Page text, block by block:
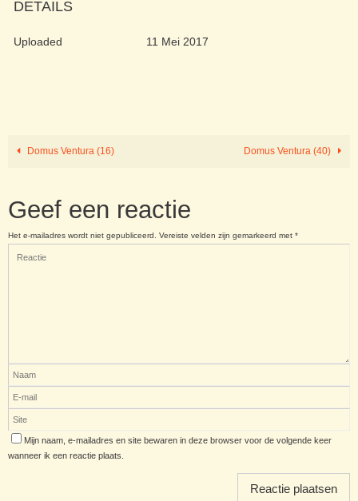
DETAILS
Uploaded 11 Mei 2017
Domus Ventura (16) Domus Ventura (40)
Geef een reactie
Het e-mailadres wordt niet gepubliceerd. Vereiste velden zijn gemarkeerd met *
Mijn naam, e-mailadres en site bewaren in deze browser voor de volgende keer
wanneer ik een reactie plaats.